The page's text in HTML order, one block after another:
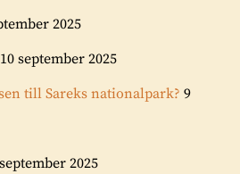
2025
10 september 2025
till Sareks nationalpark? 9
2025